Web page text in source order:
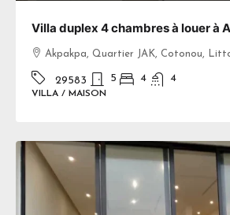
Villa duplex 4 chambres à louer à
Akpakpa, Quartier JAK, Cotonou,
29583 5 4 4
VILLA / MAISON